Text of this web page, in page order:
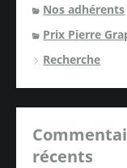
Nos adhérents
Prix Pierre
Recherche
récents